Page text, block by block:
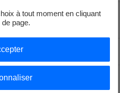
page
à tout moment en cliquant
page.